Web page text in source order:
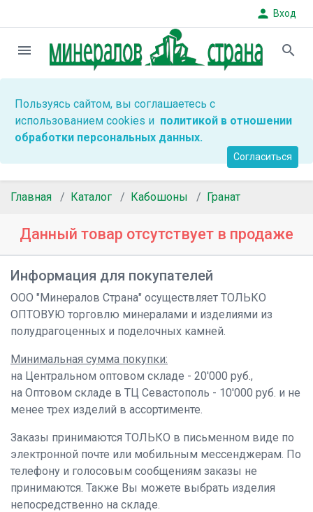
person Вход
menu search
Пользуясь сайтом, вы соглашаетесь с
использованием cookies и политикой в отношении
обработки персональных данных.
Согласиться
Главная Каталог Кабошоны Гранат
Данный товар отсутствует в продаже
Информация для покупателей
ООО "Минералов Страна" осуществляет ТОЛЬКО
ОПТОВУЮ торговлю минералами и изделиями из
полудрагоценных и поделочных камней.
Минимальная сумма покупки:
на Центральном оптовом складе - 20'000 руб.,
на Оптовом складе в ТЦ Севастополь - 10'000 руб. и не
менее трех изделий в ассортименте.
Заказы принимаются ТОЛЬКО в письменном виде по
электронной почте или мобильным мессенджерам. По
телефону и голосовым сообщениям заказы не
принимаются. Также Вы можете выбрать изделия
непосредственно на складе.